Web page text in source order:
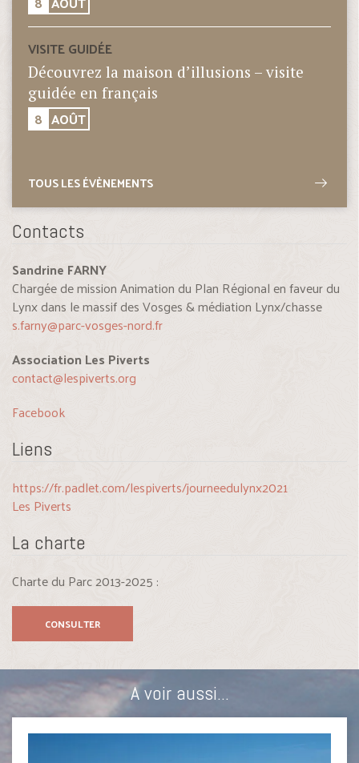
VISITE GUIDÉE
Découvrez la maison d’illusions – visite
guidée en français
8 AOÛT
TOUS LES ÉVÈNEMENTS
Contacts
Sandrine FARNY
Chargée de mission Animation du Plan Régional en faveur du
Lynx dans le massif des Vosges & médiation Lynx/chasse
s.farny@parc-vosges-nord.fr
Association Les Piverts
contact@lespiverts.org
Facebook
Liens
https://fr.padlet.com/lespiverts/journeedulynx2021
Les Piverts
La charte
Charte du Parc 2013-2025 :
CONSULTER
A voir aussi...